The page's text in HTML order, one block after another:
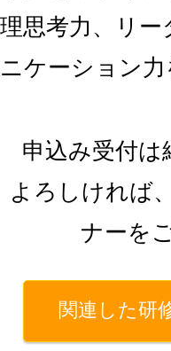
理思考力、
リ
ニケーション力
申込み受付は
よろしければ
ナーを
関連した研